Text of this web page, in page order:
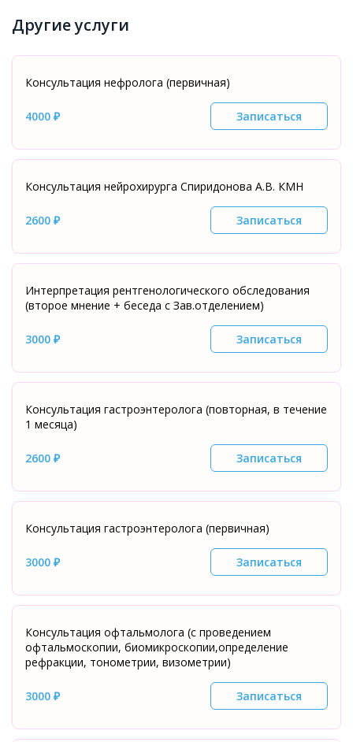
Другие услуги
Консультация нефролога (первичная)
4000 ₽ Записаться
Консультация нейрохирурга Спиридонова А.В. КМН
2600 ₽ Записаться
Интерпретация рентгенологического обследования
(второе мнение + беседа с Зав.отделением)
3000 ₽ Записаться
Консультация гастроэнтеролога (повторная, в течение
1 месяца)
2600 ₽ Записаться
Консультация гастроэнтеролога (первичная)
3000 ₽ Записаться
Консультация офтальмолога (с проведением
офтальмоскопии, биомикроскопии,определение
рефракции, тонометрии, визометрии)
3000 ₽ Записаться